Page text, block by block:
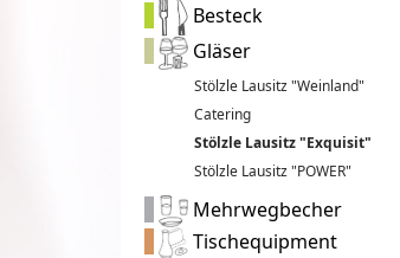
Besteck
Gläser
Stölzle Lausitz "Weinland"
Catering
Stölzle Lausitz "Exquisit"
Stölzle Lausitz "POWER"
Mehrwegbecher
Tischequipment